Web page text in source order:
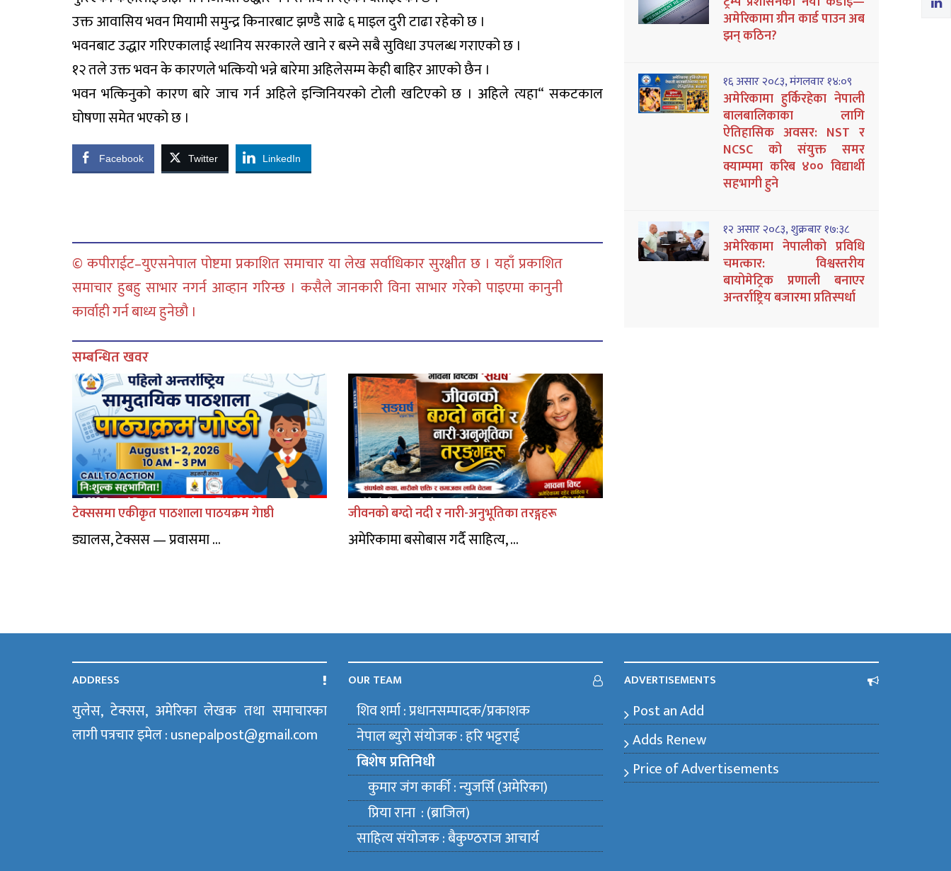
उक्त आवासिय भवन मियामी समुन्द्र किनारबाट झण्डै साढे ६ माइल दुरी टाढा रहेको छ ।
भवनबाट उद्धार गरिएकालाई स्थानिय सरकारले खाने र बस्ने सबै सुविधा उपलब्ध गराएको छ ।
१२ तले उक्त भवन के कारणले भत्कियो भन्ने बारेमा अहिलेसम्म केही बाहिर आएको छैन ।
भवन भत्किनुको कारण बारे जाच गर्न अहिले इन्जिनियरको टोली खटिएको छ । अहिले त्यहा“ सकटकाल
घोषणा समेत भएको छ ।
Facebook Twitter LinkedIn
© कपीराईट–युएसनेपाल पोष्टमा प्रकाशित समाचार या लेख सर्वाधिकार सुरक्षीत छ । यहाँ प्रकाशित
समाचार हुबहु साभार नगर्न आव्हान गरिन्छ । कसैले जानकारी विना साभार गरेको पाइएमा कानुनी
कार्वाही गर्न बाध्य हुनेछौ ।
सम्बन्धित खवर
टेक्ससमा एकीकृत पाठशाला पाठयक्रम गेाष्ठी
ड्यालस, टेक्सस — प्रवासमा ...
जीवनको बग्दो नदी र नारी-अनुभूतिका तरङ्गहरू
अमेरिकामा बसोबास गर्दै साहित्य, ...
अमेरिकामा ग्रीन कार्ड पाउन अब
झन् कठिन?
१६ असार २०८३, मंगलवार १४:०९
अमेरिकामा हुर्किरहेका नेपाली
बालबालिकाका लागि
ऐतिहासिक अवसर: NST र
NCSC को संयुक्त समर
क्याम्पमा करिब ४०० विद्यार्थी
सहभागी हुने
१२ असार २०८३, शुक्रबार १७:३८
अमेरिकामा नेपालीको प्रविधि
चमत्कार: विश्वस्तरीय
बायोमेट्रिक प्रणाली बनाएर
अन्तर्राष्ट्रिय बजारमा प्रतिस्पर्धा
ADDRESS
युलेस, टेक्सस, अमेरिका लेखक तथा समाचारका
लागी पत्रचार इमेल : usnepalpost@gmail.com
OUR TEAM
शिव शर्मा : प्रधानसम्पादक/प्रकाशक
नेपाल ब्युराे संयाेजक : हरि भट्टराई
बिशेष प्रतिनिधी
कुमार जंग कार्की : न्युजर्सि (अमेरिका)
प्रिया राना : (ब्राजिल)
साहित्य संयाेजक : बैकुण्ठराज आचार्य
ADVERTISEMENTS
Post an Add
Adds Renew
Price of Advertisements